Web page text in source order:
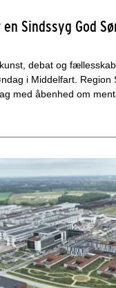
Sindssyg God
debat og
i Middelfart. Region
med åbenhed om